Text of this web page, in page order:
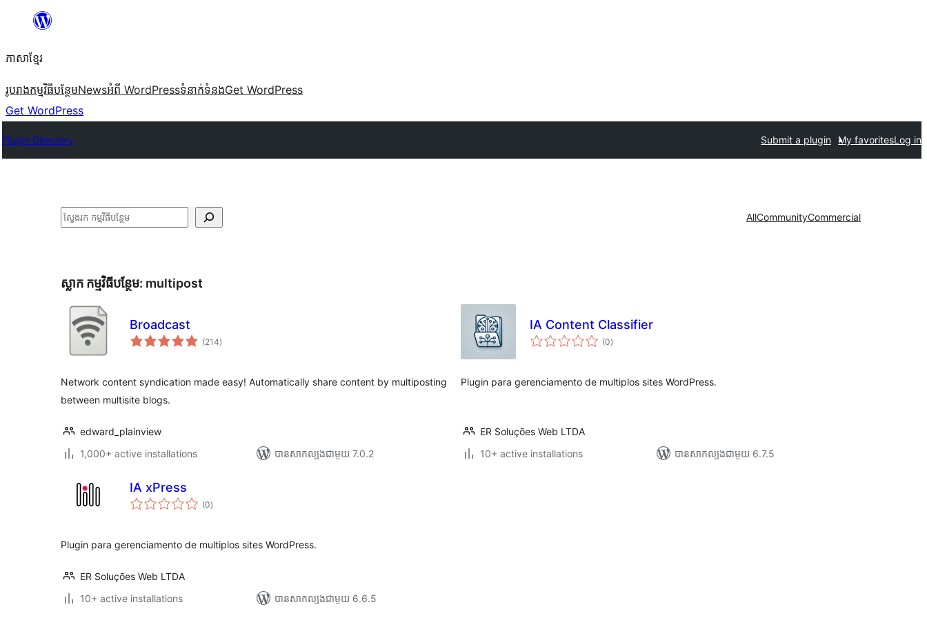
content
ភាសា​ខ្មែរ
រូបរាងកម្មវិធីបន្ថែមNewsអំពី WordPressទំនាក់​ទំនងGet WordPress
Get WordPress
Plugin Directory Submit a plugin My favoritesLog in
ស្វែងរក AllCommunityCommercial
ស្លាក​ កម្មវិធីបន្ថែម: multipost
Broadcast
(214ការ
វាយ
)
Network content syndication made easy! Automatically share content by multiposting
between multisite blogs.
edward_plainview
1,000+ active installations
បាន​សាកល្បង​ជាមួយ 7.0.2
IA Content Classifier
(0ការ
វាយ
)
Plugin para gerenciamento de multiplos sites WordPress.
ER Soluções Web LTDA
10+ active installations
បាន​សាកល្បង​ជាមួយ 6.7.5
IA xPress
(0ការ
វាយ
)
Plugin para gerenciamento de multiplos sites WordPress.
ER Soluções Web LTDA
10+ active installations
បាន​សាកល្បង​ជាមួយ 6.6.5